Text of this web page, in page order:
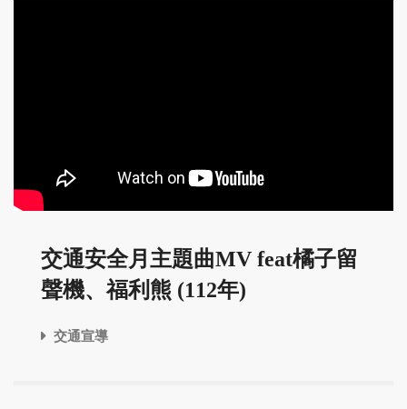
交通安全月主題曲MV feat橘子留
聲機、福利熊 (112年)
交通宣導